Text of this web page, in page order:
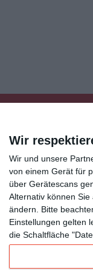
Wir
Wir und unsere
von einem Gerät für
über Gerätescans
Alternativ können
ändern.
Bitte
Einstellungen gelten
die Schaltfläche
Kisseo©
Entdecken Sie
Unsere
Verschicken Sie